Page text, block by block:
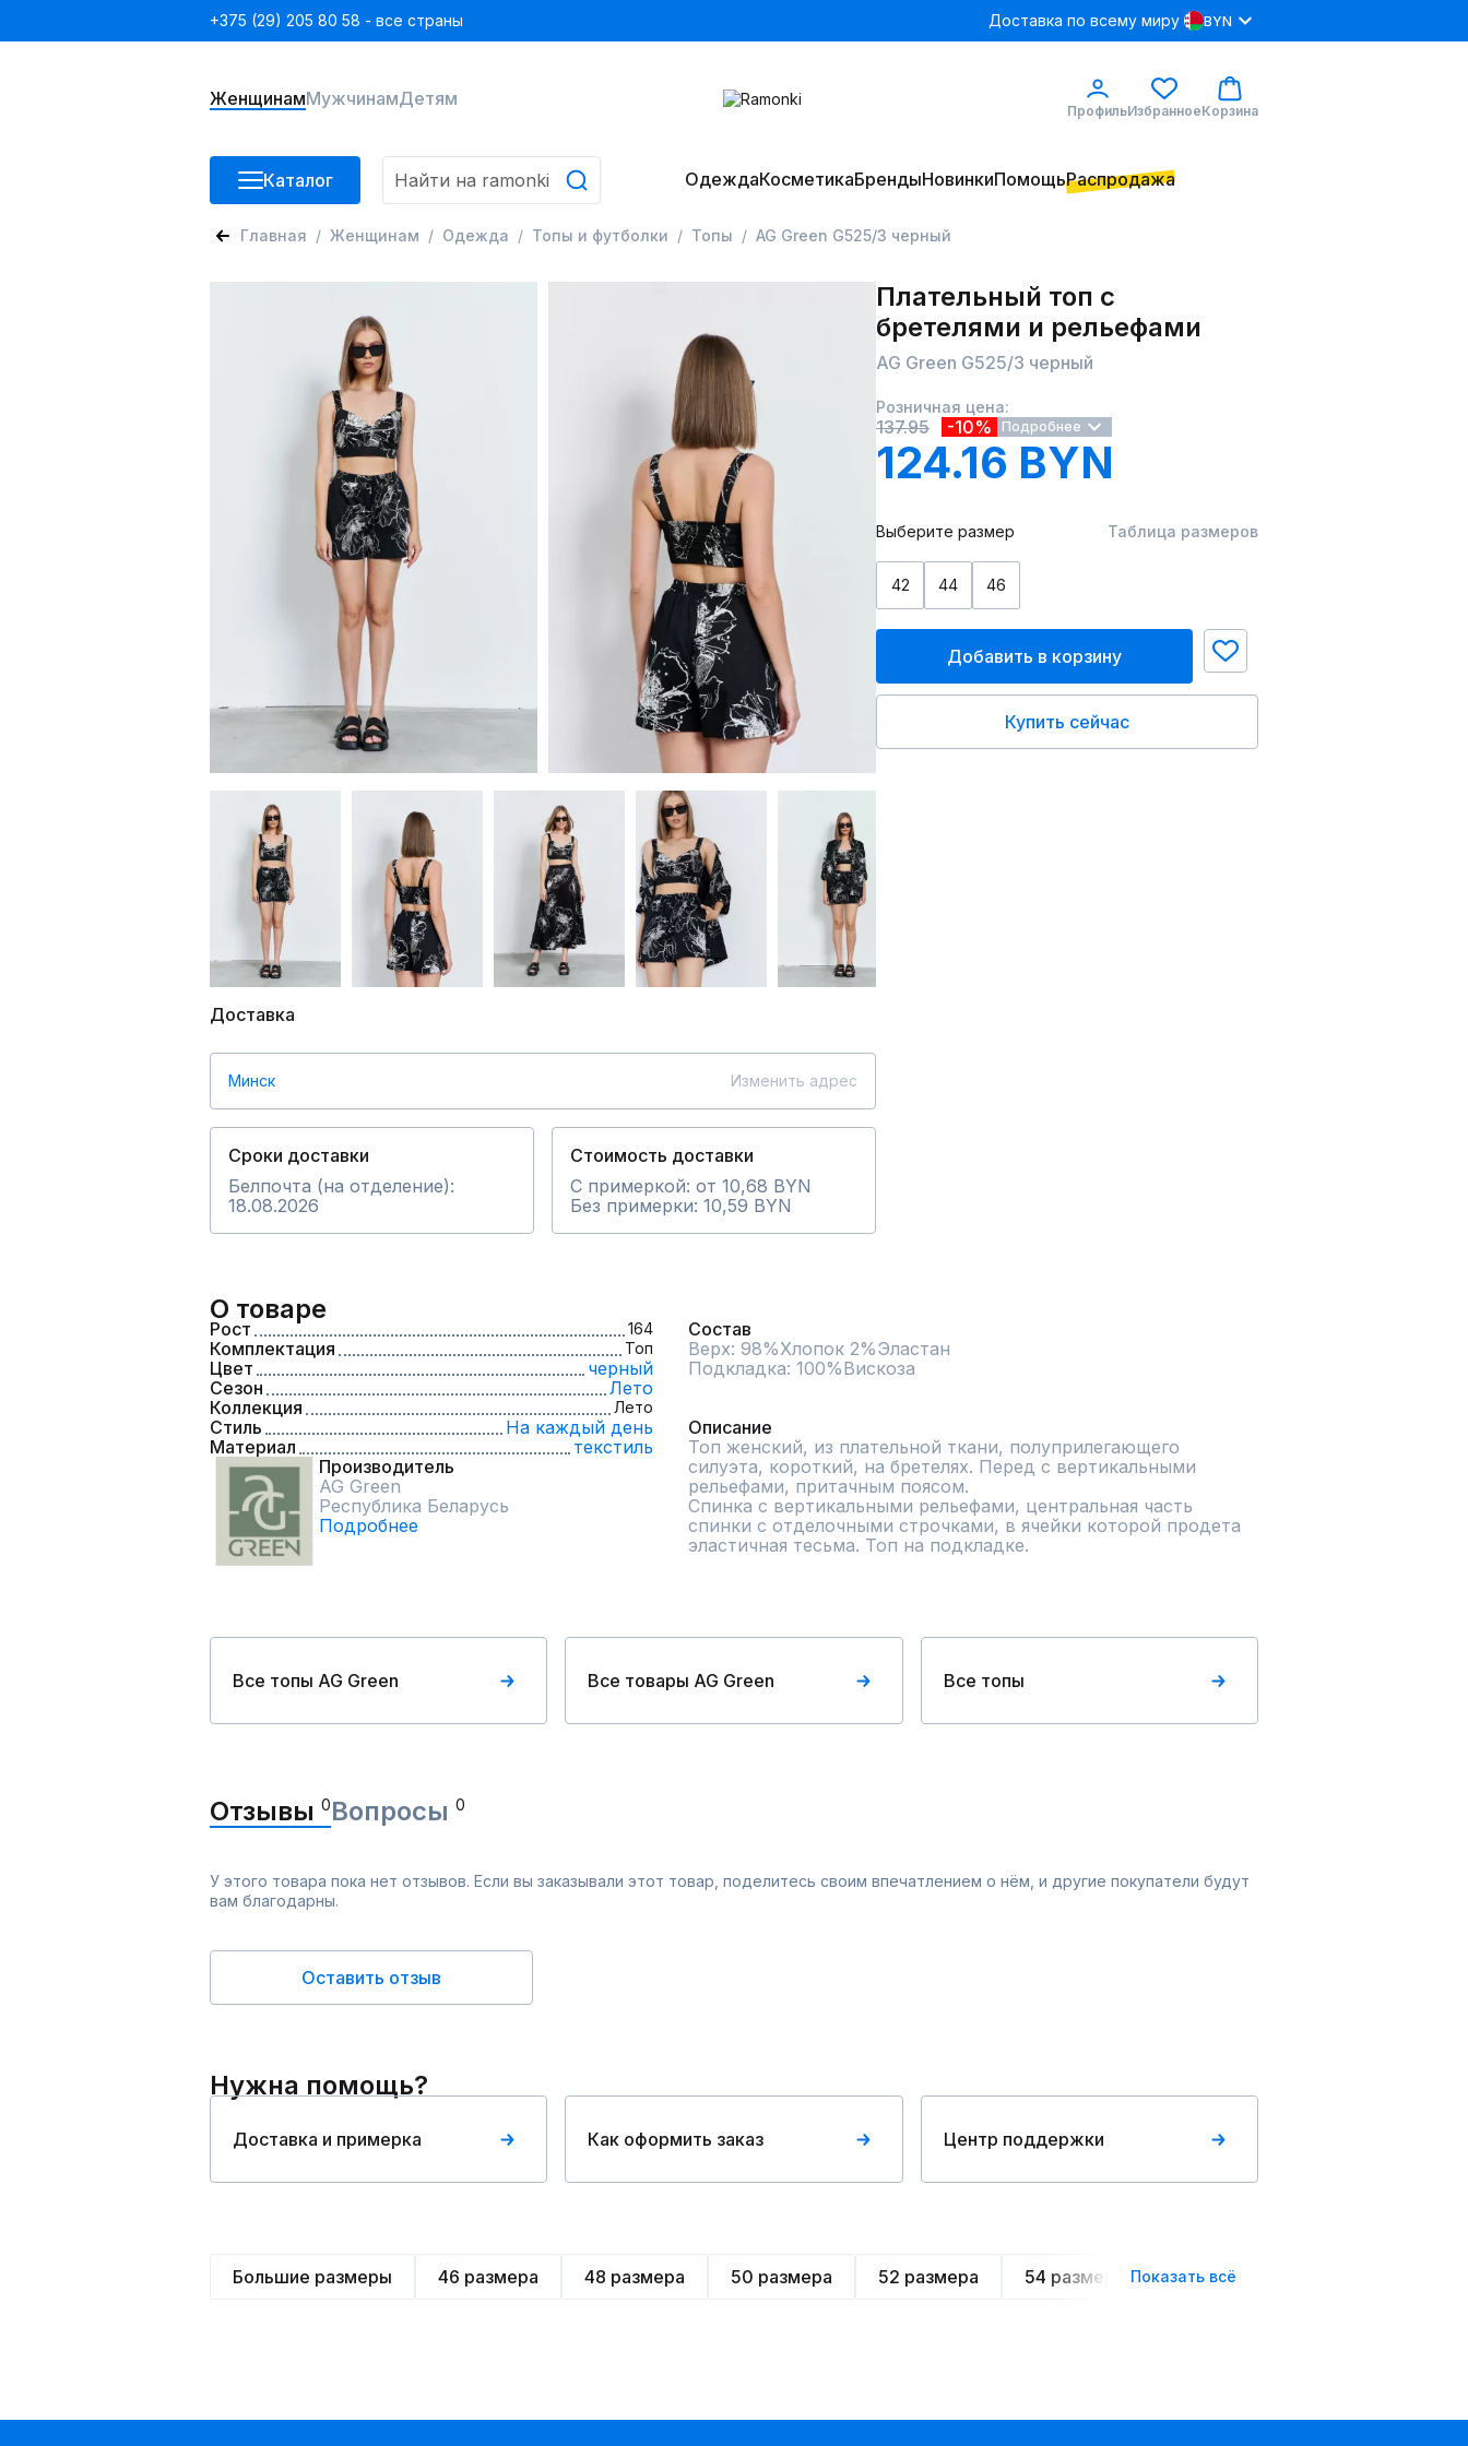
+375 (29) 205 80 58 - все страны Доставка по всему миру BYN
ЖенщинамМужчинамДетям
ПрофильИзбранноеКорзина
Каталог ОдеждаКосметикаБрендыНовинкиПомощьРаспродажа
Главная Женщинам Одежда Топы и футболки Топы AG Green G525/3 черный
Доставка
Минск Изменить адрес
Сроки доставки
Белпочта (на отделение):
18.08.2026
Стоимость доставки
С примеркой: от 10,68 BYN
Без примерки: 10,59 BYN
Плательный топ с
бретелями и рельефами
AG Green G525/3 черный
Розничная цена:
137.95 -10% Подробнее
124.16 BYN
Выберите размер Таблица размеров
42 44 46
Добавить в корзину
Купить сейчас
О товаре
Рост 164
Комплектация Топ
Цвет
черный
Сезон
Лето
Коллекция
Лето
Стиль
На каждый день
Материал
текстиль
Производитель
AG Green
Республика Беларусь
Подробнее
Состав
Верх: 98%Хлопок 2%Эластан
Подкладка: 100%Вискоза
Описание
Топ женский, из плательной ткани, полуприлегающего
силуэта, короткий, на бретелях. Перед с вертикальными
рельефами, притачным поясом.
Спинка с вертикальными рельефами, центральная часть
спинки с отделочными строчками, в ячейки которой продета
эластичная тесьма. Топ на подкладке.
Все топы AG Green Все товары AG Green Все топы
Отзывы 0Вопросы 0
У этого товара пока нет отзывов. Если вы заказывали этот товар, поделитесь своим впечатлением о нём, и другие покупатели будут
вам благодарны.
Оставить отзыв
Нужна помощь?
Доставка и примерка Как оформить заказ Центр поддержки
Большие размеры 46 размера 48 размера 50 размера 52 размера 54 размера Летние
Показать всё